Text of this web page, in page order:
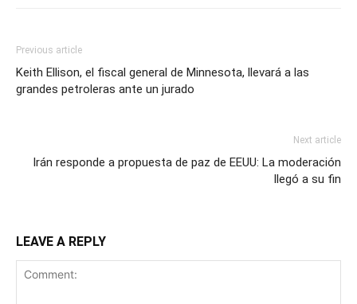
Previous article
Keith Ellison, el fiscal general de Minnesota, llevará a las
grandes petroleras ante un jurado
Next article
Irán responde a propuesta de paz de EEUU: La moderación
llegó a su fin
LEAVE A REPLY